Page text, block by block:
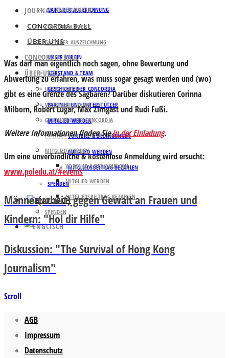
GATTERER AUSZEICHNUNG
CONCORDIA BALL
ÜBER UNS
UNSER VEREIN
VORSTAND & TEAM
GESCHICHTE DER CONCORDIA
PARTNER UND UNTERSTÜTZER
MITGLIED WERDEN
VORTEILE & BEDINGUNGEN
MITGLIED WERDEN
MITGLIEDSBEITRAG BEZAHLEN
SPENDEN
JOURNALISMUSPREISE
CONCORDIA PREISE
GATTERER AUSZEICHNUNG
CONCORDIA BALL
ÜBER UNS
UNSER VEREIN
VORSTAND & TEAM
GESCHICHTE DER CONCORDIA
PARTNER UND UNTERSTÜTZER
MITGLIED WERDEN
VORTEILE & BEDINGUNGEN
MITGLIED WERDEN
MITGLIEDSBEITRAG BEZAHLEN
SPENDEN
Was darf man eigentlich noch sagen, ohne Bewertung und
Abwertung zu erfahren, was muss sogar gesagt werden und (wo)
gibt es eine Grenze des Sagbaren? Darüber diskutierenCorinna
Milborn, Robert Lugar,Max Zirngastund Rudi Fußi.
Weitere Informationen finden Siein der Einladung.
Um eine unverbindliche & kostenlose Anmeldung wird ersucht:
www.poledu.at/#events
Männer(arbeit) gegen Gewalt an Frauen und
Kindern: "Hol dir Hilfe"
Diskussion: "The Survival of Hong Kong
Journalism"
Scroll
AGB
Impressum
Datenschutz